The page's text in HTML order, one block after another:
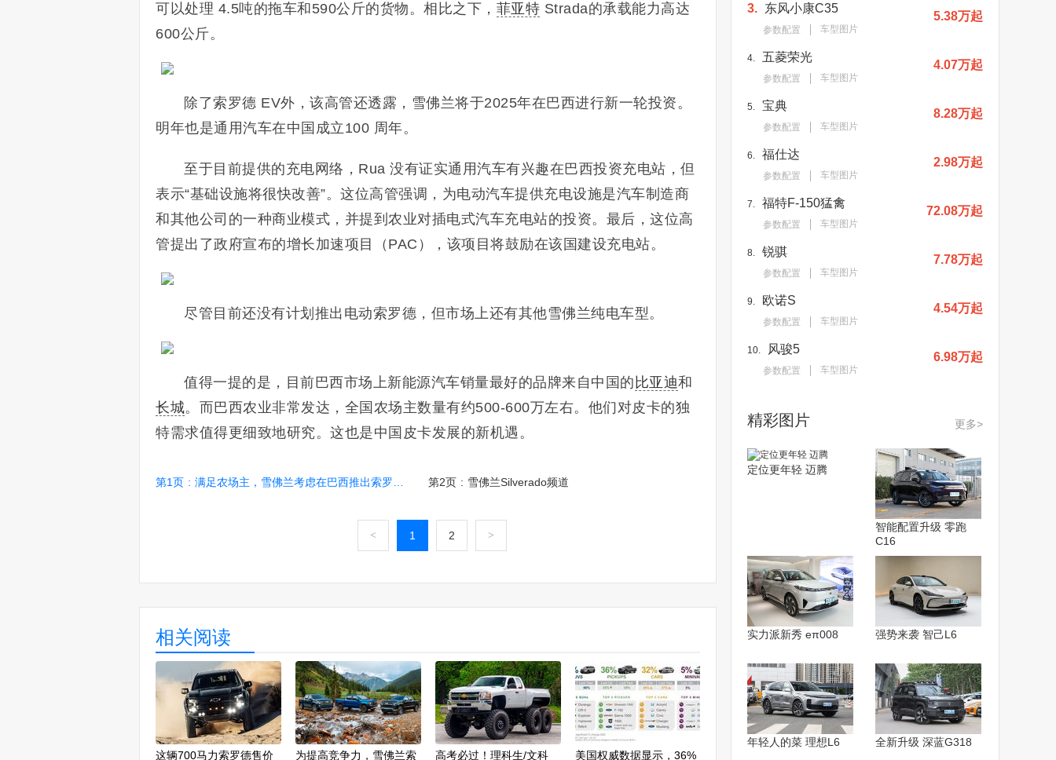
可以处理 4.5吨的拖车和590公斤的货物。相比之下， 菲亚特 Strada的承载能力高达
600公斤。
除了索罗德 EV外，该高管还透露，雪佛兰将于2025年在巴西进行新一轮投资。
明年也是通用汽车在中国成立100 周年。
至于目前提供的充电网络，Rua 没有证实通用汽车有兴趣在巴西投资充电站，但
表示“基础设施将很快改善”。这位高管强调，为电动汽车提供充电设施是汽车制造商
和其他公司的一种商业模式，并提到农业对插电式汽车充电站的投资。最后，这位高
管提出了政府宣布的增长加速项目（PAC），该项目将鼓励在该国建设充电站。
尽管目前还没有计划推出电动索罗德，但市场上还有其他雪佛兰纯电车型。
值得一提的是，目前巴西市场上新能源汽车销量最好的品牌来自中国的 比亚迪和
长城。而巴西农业非常发达，全国农场主数量有约500-600万左右。他们对皮卡的独
特需求值得更细致地研究。这也是中国皮卡发展的新机遇。
第1页 : 满足农场主，雪佛兰考虑在巴西推出索罗德EV皮卡 第2页 : 雪佛兰Silverado频道
< 1 2 >
相关阅读
这辆700马力索罗德售价
为提高竞争力，雪佛兰索
高考必过！理科生/文科
美国权威数据显示，36%
3. 东风小康C35
参数配置 车型图片
5.38万起
4. 五菱荣光
参数配置 车型图片
4.07万起
5. 宝典
参数配置 车型图片
8.28万起
6. 福仕达
参数配置 车型图片
2.98万起
7. 福特F-150猛禽
参数配置 车型图片
72.08万起
8. 锐骐
参数配置 车型图片
7.78万起
9. 欧诺S
参数配置 车型图片
4.54万起
10. 风骏5
参数配置 车型图片
6.98万起
精彩图片 更多>
定位更年轻 迈腾
智能配置升级 零跑
C16
实力派新秀 eπ008 强势来袭 智己L6
年轻人的菜 理想L6 全新升级 深蓝G318